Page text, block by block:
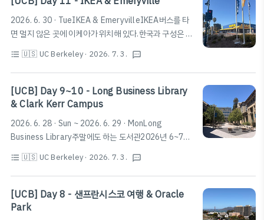
인하고 가는 것을 추천한다. Spieker Aquatics Complex · 2301
Bancroft Way, Berkeley, CA 94704 미국★★★★★ · 수영센터
www.google.com PoolsTake a cla..
2026. 6. 30 · TueIKEA & EmeryvilleIKEA버스를 타
면 멀지 않은 곳에 이케아가 위치해 있다.한국과 구성은 거
의 동일하니 자세한 설명은 생략한다.Emeryville이케아
가 위치한 주변 지역에 쇼핑을 할 수 있는 지구가 형성되어
있다.타겟이나 베스트바이, 홈디포, 트레이더조, 쇼핑센터
등 다양한 상권이 있으니 방문에 참고하
자.https://maps.app.goo.gl/M5dtGZCCZARd6kGB9
Emeryville, CA 94608 미국★★★★☆ · 쇼핑몰
www.google.com
format_list_bulleted 🇺🇸 UC Berkeley · 2026. 7. 3. textsms
[UCB] Day 9~10 - Long Business Library
& Clark Kerr Campus
2026. 6. 28 · Sun ~ 2026. 6. 29 · MonLong
Business Library주말에도 하는 도서관2026년 6~7월
기준, 모핏 도서관이 공사 중으로 주말에도 하는 도서관을
찾아 Long Business Library를 방문하였다.마치 한국의
야외 아울렛이 연상되는 외관을 하고 있으며, 시설은 괜찮
은 편이다.또한, Cal 1 Card 없이도 누구나 출입이 가능
하니 참고하
format_list_bulleted 🇺🇸 UC Berkeley · 2026. 7. 3. textsms
[UCB] Day 8 - 샌프란시스코 여행 & Oracle
Park